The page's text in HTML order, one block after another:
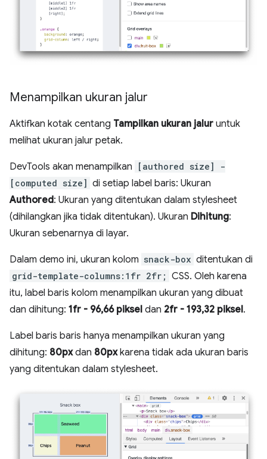
Menampilkan ukuran jalur
Aktifkan kotak centang Tampilkan ukuran jalur untuk
melihat ukuran jalur petak.
DevTools akan menampilkan
[authored size] -
[computed size] di setiap label baris: Ukuran
Authored: Ukuran yang ditentukan dalam stylesheet
(dihilangkan jika tidak ditentukan). Ukuran Dihitung:
Ukuran sebenarnya di layar.
Dalam demo ini, ukuran kolom snack-box ditentukan di
grid-template-columns:1fr 2fr; CSS. Oleh karena
itu, label baris kolom menampilkan ukuran yang dibuat
dan dihitung: 1fr - 96,66 piksel dan 2fr - 193,32 piksel.
Label baris baris hanya menampilkan ukuran yang
dihitung: 80pxdan 80pxkarena tidak ada ukuran baris
yang ditentukan dalam stylesheet.